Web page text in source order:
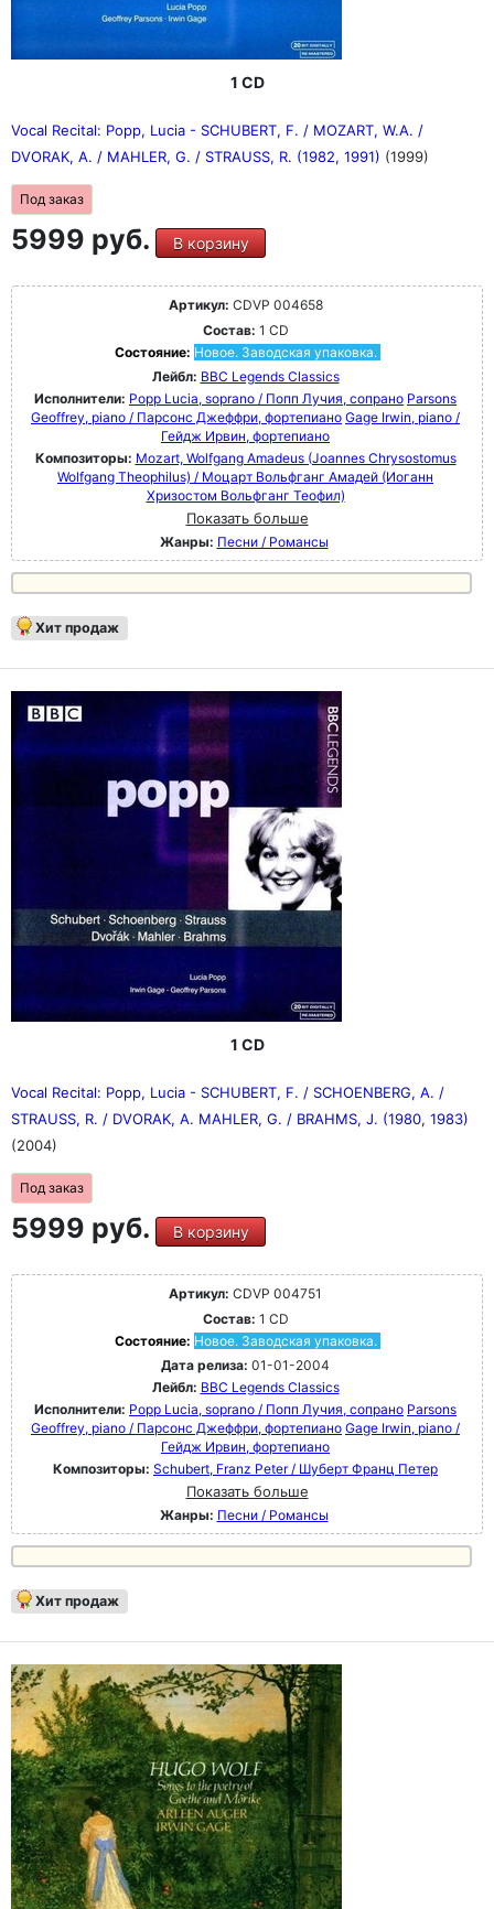
1 CD
Vocal Recital: Popp, Lucia - SCHUBERT, F. / MOZART, W.A. /
DVORAK, A. / MAHLER, G. / STRAUSS, R. (1982, 1991) (1999)
Под заказ
5999 руб. В корзину
Артикул: CDVP 004658
Состав: 1 CD
Состояние: Новое. Заводская упаковка.
Лейбл: BBC Legends Classics
Исполнители: Popp Lucia, soprano / Попп Лучия, сопрано Parsons
Geoffrey, piano / Парсонс Джеффри, фортепиано Gage Irwin, piano /
Гейдж Ирвин, фортепиано
Композиторы: Mozart, Wolfgang Amadeus (Joannes Chrysostomus
Wolfgang Theophilus) / Моцарт Вольфганг Амадей (Иоганн
Хризостом Вольфганг Теофил)
Показать больше
Жанры: Песни / Романсы
Хит продаж
1 CD
Vocal Recital: Popp, Lucia - SCHUBERT, F. / SCHOENBERG, A. /
STRAUSS, R. / DVORAK, A. MAHLER, G. / BRAHMS, J. (1980, 1983)
(2004)
Под заказ
5999 руб. В корзину
Артикул: CDVP 004751
Состав: 1 CD
Состояние: Новое. Заводская упаковка.
Дата релиза: 01-01-2004
Лейбл: BBC Legends Classics
Исполнители: Popp Lucia, soprano / Попп Лучия, сопрано Parsons
Geoffrey, piano / Парсонс Джеффри, фортепиано Gage Irwin, piano /
Гейдж Ирвин, фортепиано
Композиторы: Schubert, Franz Peter / Шуберт Франц Петер
Показать больше
Жанры: Песни / Романсы
Хит продаж